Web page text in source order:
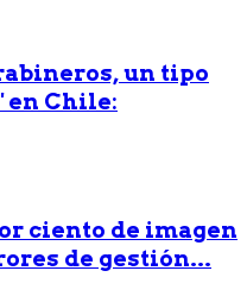
un tipo
en Chile:
ciento de imagen
de gestión...